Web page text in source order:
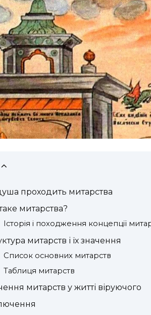
проходить митарства
митарства?
Історія і походження концепції
митарств і їх значення
Список основних митарств
Таблиця митарств
митарств у житті віруючого